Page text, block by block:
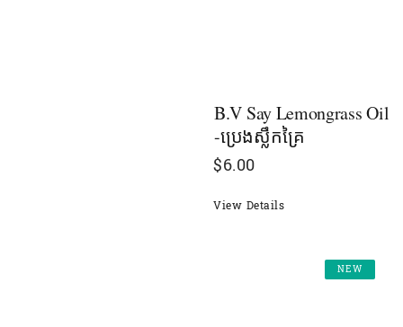
B.V Say Lemongrass Oil
-ប្រេងស្លឹកគ្រៃ
$6.00
View Details
NEW